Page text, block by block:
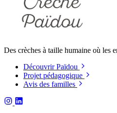
Des crèches à taille humaine où les
Découvrir Païdou
Projet pédagogique
Avis des familles